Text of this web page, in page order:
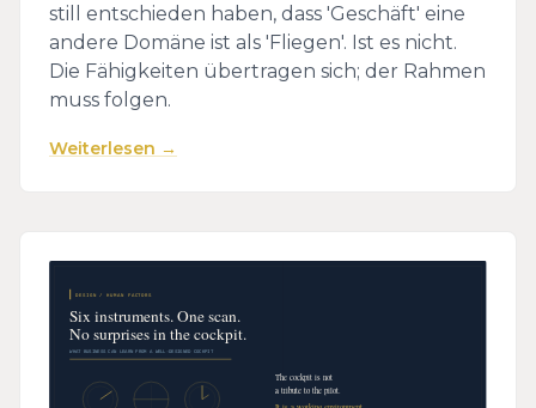
still entschieden haben, dass 'Geschäft' eine
andere Domäne ist als 'Fliegen'. Ist es nicht.
Die Fähigkeiten übertragen sich; der Rahmen
muss folgen.
Weiterlesen →